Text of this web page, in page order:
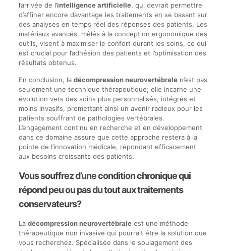
l’arrivée de l’intelligence artificielle, qui devrait permettre
d’affiner encore davantage les traitements en se basant sur
des analyses en temps réel des réponses des patients. Les
matériaux avancés, mêlés à la conception ergonomique des
outils, visent à maximiser le confort durant les soins, ce qui
est crucial pour l’adhésion des patients et l’optimisation des
résultats obtenus.
En conclusion, la décompression neurovertébralen’est pas
seulement une technique thérapeutique; elle incarne une
évolution vers des soins plus personnalisés, intégrés et
moins invasifs, promettant ainsi un avenir radieux pour les
patients souffrant de pathologies vertébrales.
L’engagement continu en recherche et en développement
dans ce domaine assure que cette approche restera à la
pointe de l’innovation médicale, répondant efficacement
aux besoins croissants des patients.
Vous souffrez d’une condition chronique qui
répond peu ou pas du tout aux traitements
conservateurs?
La décompression neurovertébraleest une méthode
thérapeutique non invasive qui pourrait être la solution que
vous recherchez. Spécialisée dans le soulagement des